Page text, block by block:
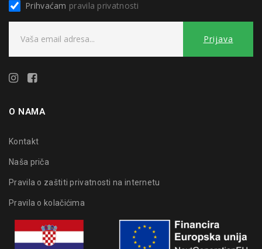
Prihvaćam pravila privatnosti
O NAMA
Kontakt
Naša priča
Pravila o zaštiti privatnosti na internetu
Pravila o kolačićima